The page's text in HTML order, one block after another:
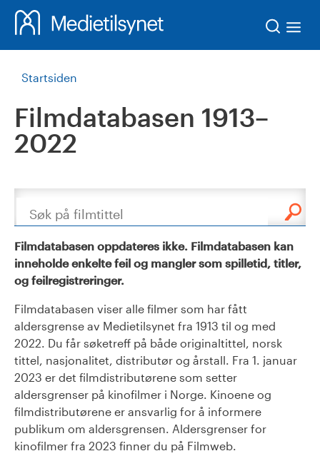
Startsiden
Filmdatabasen 1913–
2022
Søk
Filmdatabasen oppdateres ikke. Filmdatabasen kan
inneholde enkelte feil og mangler som spilletid, titler,
og feilregistreringer.
Filmdatabasen viser alle filmer som har fått
aldersgrense av Medietilsynet fra 1913 til og med
2022. Du får søketreff på både originaltittel, norsk
tittel, nasjonalitet, distributør og årstall. Fra 1. januar
2023 er det filmdistributørene som setter
aldersgrenser på kinofilmer i Norge. Kinoene og
filmdistributørene er ansvarlig for å informere
publikum om aldersgrensen. Aldersgrenser for
kinofilmer fra 2023 finner du på Filmweb.